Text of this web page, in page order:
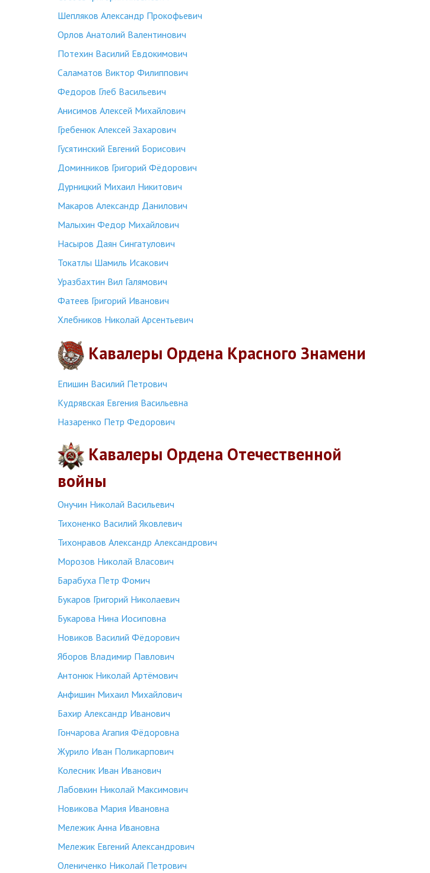
Шепляков Александр Прокофьевич
Орлов Анатолий Валентинович
Потехин Василий Евдокимович
Саламатов Виктор Филиппович
Федоров Глеб Васильевич
Анисимов Алексей Михайлович
Гребенюк Алексей Захарович
Гусятинский Евгений Борисович
Доминников Григорий Фёдорович
Дурницкий Михаил Никитович
Макаров Александр Данилович
Малыхин Федор Михайлович
Насыров Даян Сингатулович
Токатлы Шамиль Исакович
Уразбахтин Вил Галямович
Фатеев Григорий Иванович
Хлебников Николай Арсентьевич
Кавалеры Ордена Красного Знамени
Епишин Василий Петрович
Кудрявская Евгения Васильевна
Назаренко Петр Федорович
Кавалеры Ордена Отечественной
войны
Онучин Николай Васильевич
Тихоненко Василий Яковлевич
Тихонравов Александр Александрович
Морозов Николай Власович
Барабуха Петр Фомич
Букаров Григорий Николаевич
Букарова Нина Иосиповна
Новиков Василий Фёдорович
Яборов Владимир Павлович
Антонюк Николай Артёмович
Анфишин Михаил Михайлович
Бахир Александр Иванович
Гончарова Агапия Фёдоровна
Журило Иван Поликарпович
Колесник Иван Иванович
Лабовкин Николай Максимович
Новикова Мария Ивановна
Мележик Анна Ивановна
Мележик Евгений Александрович
Олениченко Николай Петрович